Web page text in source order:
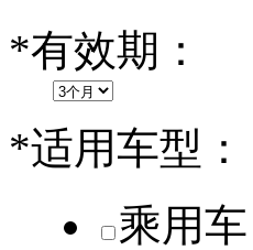
*有效期：
*适用车型：
乘用车